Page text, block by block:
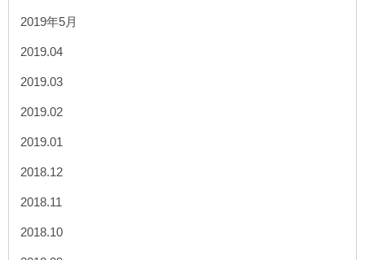
2019年5月
2019.04
2019.03
2019.02
2019.01
2018.12
2018.11
2018.10